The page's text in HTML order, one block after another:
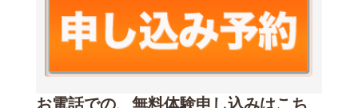
お電話での、無料体験申し込みはこち